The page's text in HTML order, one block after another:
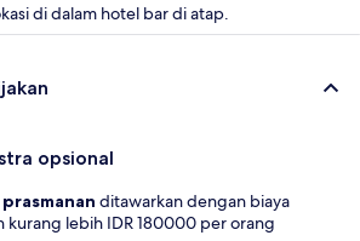
di dalam hotel bar di atap.
opsional
ditawarkan dengan biaya
kurang lebih IDR 180000 per orang